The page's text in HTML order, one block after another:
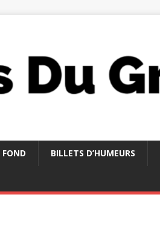
FOND BILLETS D’HUMEURS